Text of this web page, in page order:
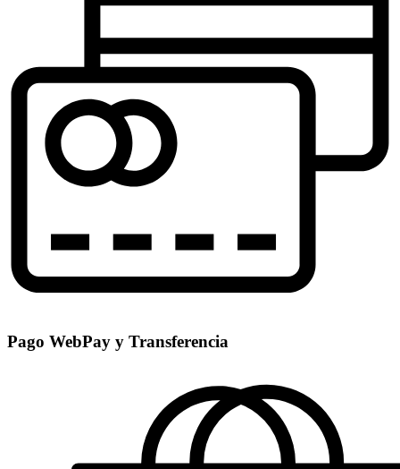
Pago WebPay y Transferencia